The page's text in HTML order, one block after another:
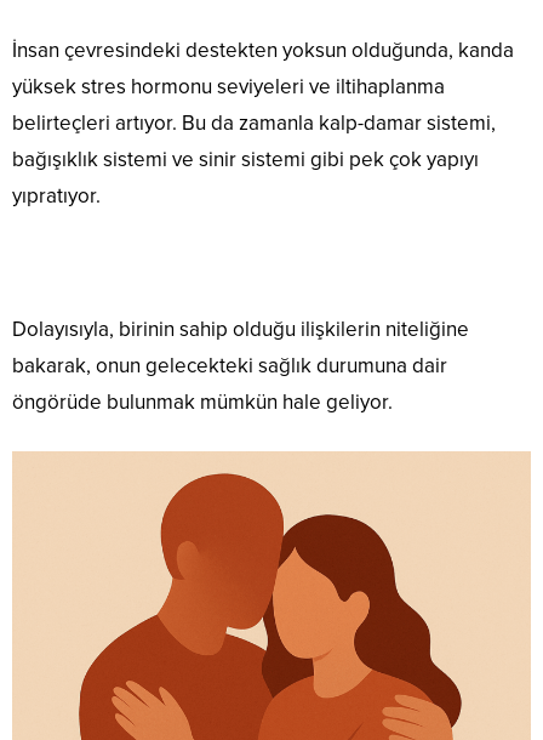
İnsan çevresindeki destekten yoksun olduğunda, kanda
yüksek stres hormonu seviyeleri ve iltihaplanma
belirteçleri artıyor. Bu da zamanla kalp-damar sistemi,
bağışıklık sistemi ve sinir sistemi gibi pek çok yapıyı
yıpratıyor.
Dolayısıyla, birinin sahip olduğu ilişkilerin niteliğine
bakarak, onun gelecekteki sağlık durumuna dair
öngörüde bulunmak mümkün hale geliyor.